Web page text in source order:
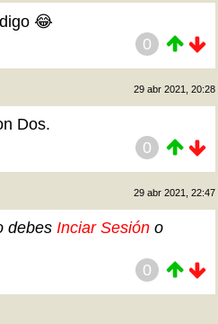
😂
0
29 abr 2021, 20:28
Dos.
0
29 abr 2021, 22:47
debes Inciar Sesión o
0